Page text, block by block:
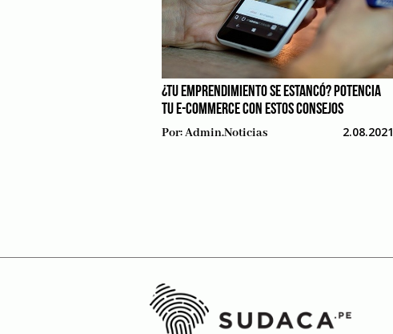
¿TU EMPRENDIMIENTO SE ESTANCÓ? POTENCIA
TU E-COMMERCE CON ESTOS CONSEJOS
Por:Admin.noticias 2.08.2021